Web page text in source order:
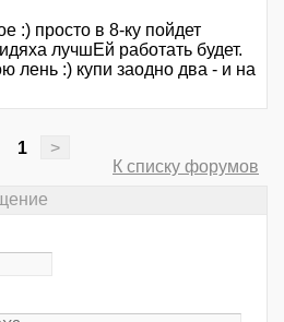
:) просто в 8-ку пойдет
лучшЕй работать будет.
лень :) купи заодно два - и на
1
>
К списку форумов